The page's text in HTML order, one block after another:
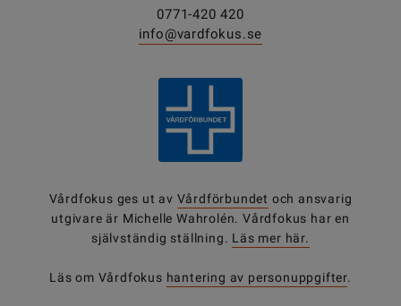
0771-420 420
info@vardfokus.se
Vårdfokus ges ut av Vårdförbundet och ansvarig
utgivare är Michelle Wahrolén. Vårdfokus har en
självständig ställning. Läs mer här.
Läs om Vårdfokus hantering av personuppgifter.